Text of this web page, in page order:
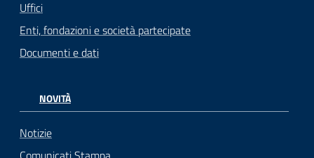
Uffici
Enti, fondazioni e società partecipate
Documenti e dati
NOVITÀ
Notizie